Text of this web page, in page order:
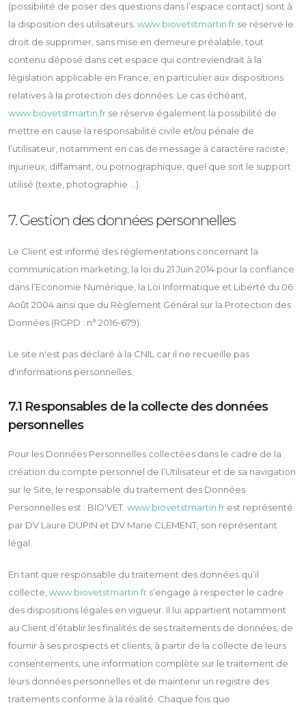
(possibilité de poser des questions dans l’espace contact) sont à
la disposition des utilisateurs. www.biovetstmartin.fr se réserve le
droit de supprimer, sans mise en demeure préalable, tout
contenu déposé dans cet espace qui contreviendrait à la
législation applicable en France, en particulier aux dispositions
relatives à la protection des données. Le cas échéant,
www.biovetstmartin.fr se réserve également la possibilité de
mettre en cause la responsabilité civile et/ou pénale de
l’utilisateur, notamment en cas de message à caractère raciste,
injurieux, diffamant, ou pornographique, quel que soit le support
utilisé (texte, photographie …).
7. Gestion des données personnelles
Le Client est informé des réglementations concernant la
communication marketing, la loi du 21 Juin 2014 pour la confiance
dans l’Economie Numérique, la Loi Informatique et Liberté du 06
Août 2004 ainsi que du Règlement Général sur la Protection des
Données (RGPD : n° 2016-679).
Le site n'est pas déclaré à la CNIL car il ne recueille pas
d'informations personnelles.
7.1 Responsables de la collecte des données
personnelles
Pour les Données Personnelles collectées dans le cadre de la
création du compte personnel de l’Utilisateur et de sa navigation
sur le Site, le responsable du traitement des Données
Personnelles est : BIO'VET. www.biovetstmartin.fr est représenté
par DV Laure DUPIN et DV Marie CLEMENT, son représentant
légal.
En tant que responsable du traitement des données qu’il
collecte, www.biovetstmartin.fr s’engage à respecter le cadre
des dispositions légales en vigueur. Il lui appartient notamment
au Client d’établir les finalités de ses traitements de données, de
fournir à ses prospects et clients, à partir de la collecte de leurs
consentements, une information complète sur le traitement de
leurs données personnelles et de maintenir un registre des
traitements conforme à la réalité. Chaque fois que